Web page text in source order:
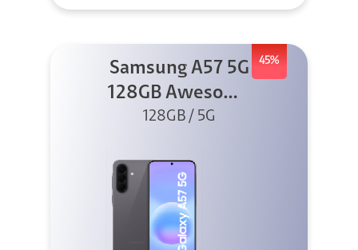
45%
Samsung A57 5G
128GB Awesome
Gray
128GB / 5G